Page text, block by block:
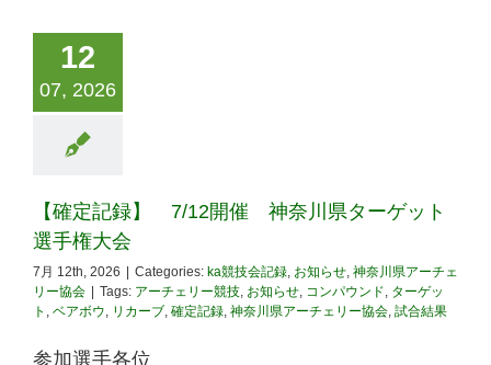
12
07, 2026
【確定記録】 7/12開催 神奈川県ターゲット
選手権大会
7月 12th, 2026 Categories: ka競技会記録, お知らせ, 神奈川県アーチェ
リー協会
Tags: アーチェリー競技, お知らせ, コンパウンド, ターゲッ
ト , ベアボウ, リカーブ, 確定記録, 神奈川県アーチェリー協会, 試合結果
参加選手各位